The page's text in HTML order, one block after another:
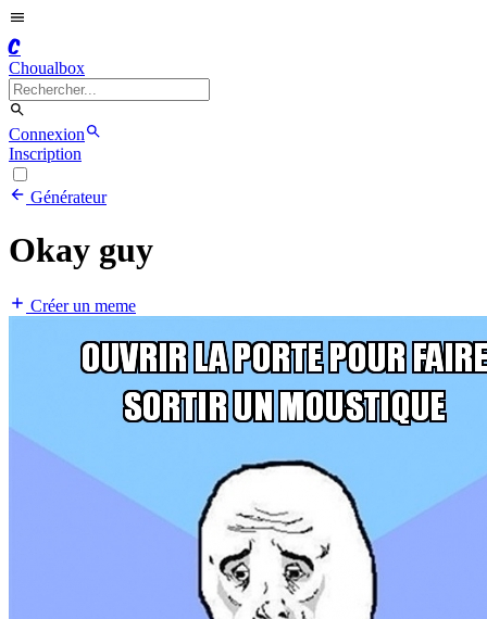
C
Choualbox
Connexion
Inscription
Générateur
Okay guy
Créer un meme